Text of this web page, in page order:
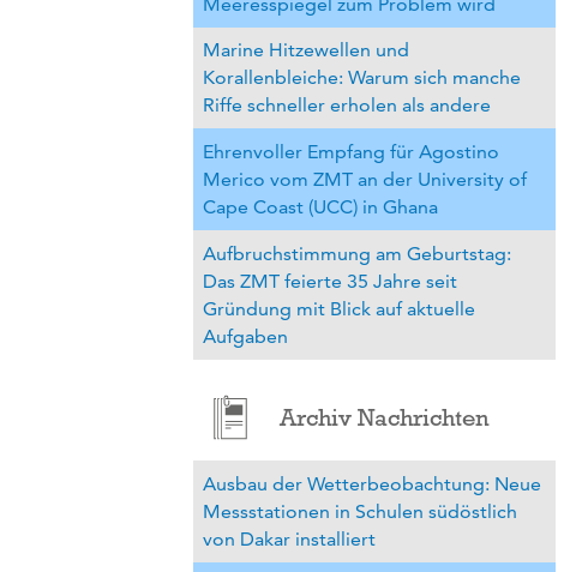
Marine Hitzewellen und
Korallenbleiche: Warum sich manche
Riffe schneller erholen als andere
Ehrenvoller Empfang für Agostino
Merico vom ZMT an der University of
Cape Coast (UCC) in Ghana
Aufbruchstimmung am Geburtstag:
Das ZMT feierte 35 Jahre seit
Gründung mit Blick auf aktuelle
Aufgaben
Archiv Nachrichten
Ausbau der Wetterbeobachtung: Neue
Messstationen in Schulen südöstlich
von Dakar installiert